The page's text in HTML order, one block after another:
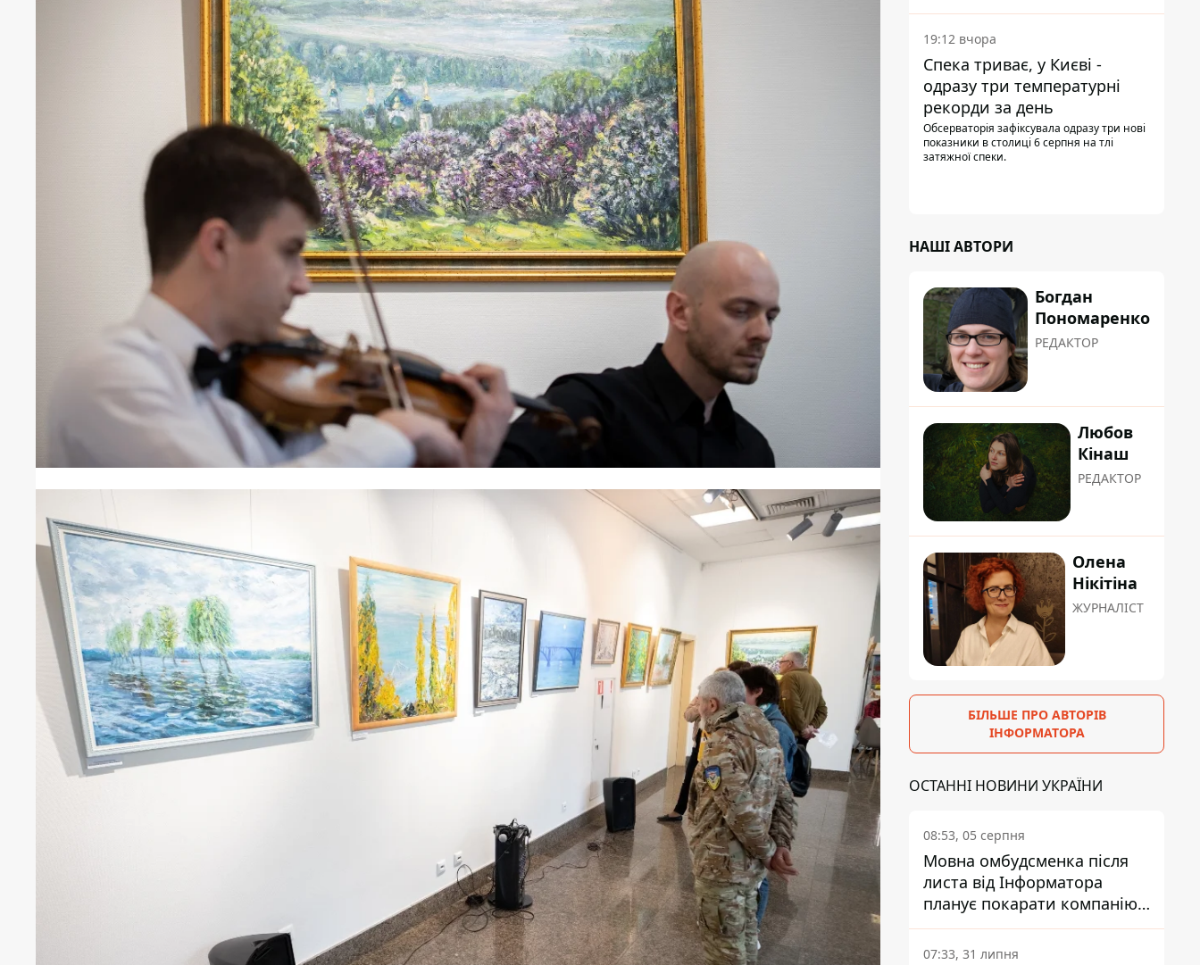
19:12 вчора
Спека триває, у Києві -
одразу три температурні
рекорди за день
Обсерваторія зафіксувала одразу три нові
показники в столиці 6 серпня на тлі
затяжної спеки.
НАШІ АВТОРИ
Богдан
Пономаренко
РЕДАКТОР
Любов
Кінаш
РЕДАКТОР
Олена
Нікітіна
ЖУРНАЛІСТ
БІЛЬШЕ ПРО АВТОРІВ
ІНФОРМАТОРА
ОСТАННІ НОВИНИ УКРАЇНИ
08:53, 05 серпня
Мовна омбудсменка після
листа від Інформатора
планує покарати компанію-
підрядника ПриватБанку
07:33, 31 липня